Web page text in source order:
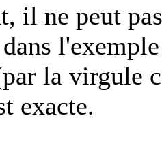
il ne peut
la virgule
exacte.